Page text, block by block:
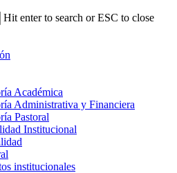
Hit enter to search or ESC to close
Académica
Administrativa y Financiera
Pastoral
Institucional
institucionales